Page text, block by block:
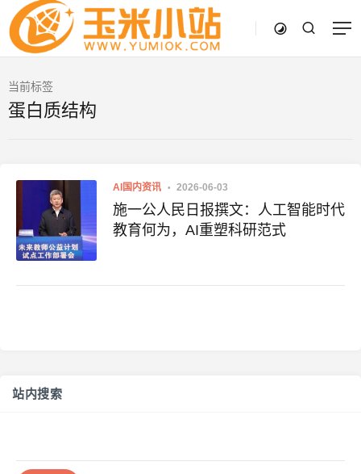
当前标签
蛋白质结构
AI国内资讯 2026-06-03
施一公人民日报撰文：人工智能时代
教育何为，AI重塑科研范式
站内搜索